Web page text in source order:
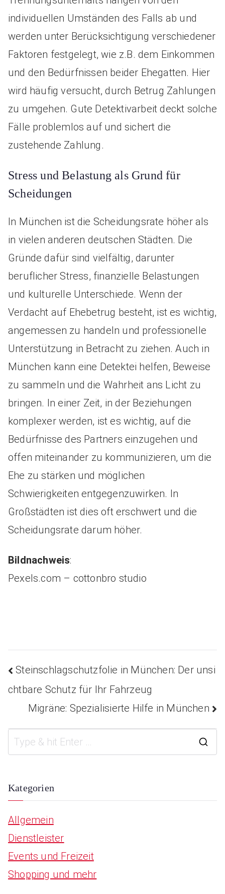
individuellen Umständen des Falls ab und
werden unter Berücksichtigung verschiedener
Faktoren festgelegt, wie z.B. dem Einkommen
und den Bedürfnissen beider Ehegatten. Hier
wird häufig versucht, durch Betrug Zahlungen
zu umgehen. Gute Detektivarbeit deckt solche
Fälle problemlos auf und sichert die
zustehende Zahlung.
Stress und Belastung als Grund für
Scheidungen
In München ist die Scheidungsrate höher als
in vielen anderen deutschen Städten. Die
Gründe dafür sind vielfältig, darunter
beruflicher Stress, finanzielle Belastungen
und kulturelle Unterschiede. Wenn der
Verdacht auf Ehebetrug besteht, ist es wichtig,
angemessen zu handeln und professionelle
Unterstützung in Betracht zu ziehen. Auch in
München kann eine Detektei helfen, Beweise
zu sammeln und die Wahrheit ans Licht zu
bringen. In einer Zeit, in der Beziehungen
komplexer werden, ist es wichtig, auf die
Bedürfnisse des Partners einzugehen und
offen miteinander zu kommunizieren, um die
Ehe zu stärken und möglichen
Schwierigkeiten entgegenzuwirken. In
Großstädten ist dies oft erschwert und die
Scheidungsrate darum höher.
Bildnachweis:
Pexels.com – cottonbro studio
Steinschlagschutzfolie in München: Der unsi
chtbare Schutz für Ihr Fahrzeug
Migräne: Spezialisierte Hilfe in München
r
Kategorien
Allgemein
Dienstleister
Events und Freizeit
Shopping und mehr